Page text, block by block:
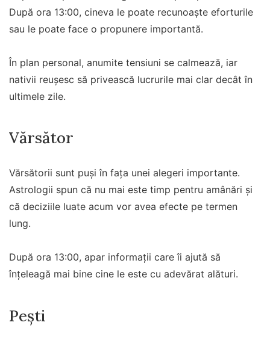
După ora 13:00, cineva le poate recunoaște eforturile
sau le poate face o propunere importantă.
În plan personal, anumite tensiuni se calmează, iar
nativii reușesc să privească lucrurile mai clar decât în
ultimele zile.
Vărsător
Vărsătorii sunt puși în fața unei alegeri importante.
Astrologii spun că nu mai este timp pentru amânări și
că deciziile luate acum vor avea efecte pe termen
lung.
După ora 13:00, apar informații care îi ajută să
înțeleagă mai bine cine le este cu adevărat alături.
Pești